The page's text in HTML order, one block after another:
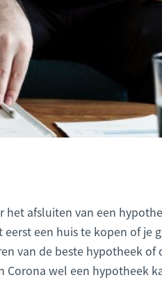
afsluiten van een
een huis te kopen of je
van de beste hypotheek of
Corona wel een hypotheek